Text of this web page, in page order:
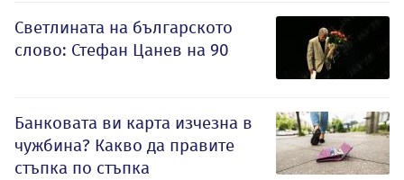
Светлината на българското
слово: Стефан Цанев на 90
Банковата ви карта изчезна в
чужбина? Какво да правите
стъпка по стъпка